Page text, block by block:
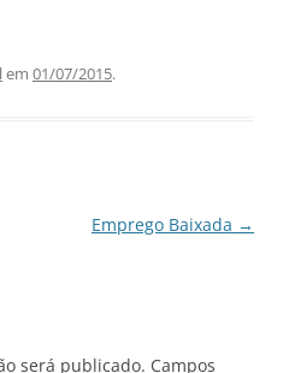
em 01/07/2015.
Emprego Baixada →
será publicado. Campos